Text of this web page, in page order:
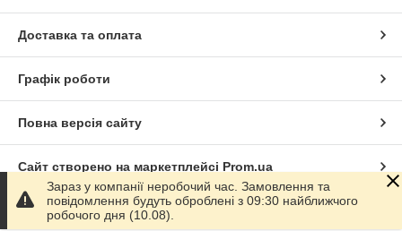
Доставка та оплата
Графік роботи
Повна версія сайту
Сайт створено на маркетплейсі Prom.ua
Політика конфіденційності
Зараз у компанії неробочий час. Замовлення та
повідомлення будуть оброблені з 09:30 найближчого
робочого дня (10.08).